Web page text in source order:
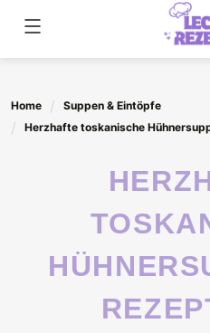
content
Home
Suppen & Eintöpfe
Herzhafte toskanische
HERZHAFTE